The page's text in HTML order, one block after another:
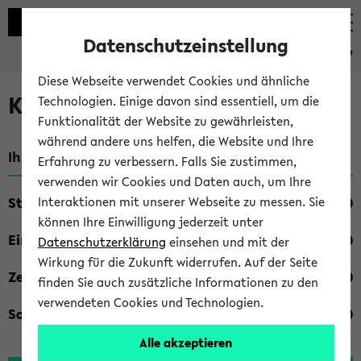
eKVV
Kombisuche im eKVV
Ihre Suchkriterien:
Studienfach
Einrichtung
Zeiten
Sonstiges
Datenschutzeinstellung
Diese Webseite verwendet Cookies und ähnliche
Technologien. Einige davon sind essentiell, um die
Funktionalität der Website zu gewährleisten,
während andere uns helfen, die Website und Ihre
Erfahrung zu verbessern. Falls Sie zustimmen,
verwenden wir Cookies und Daten auch, um Ihre
Interaktionen mit unserer Webseite zu messen. Sie
können Ihre Einwilligung jederzeit unter
Datenschutzerklärung einsehen und mit der
Wirkung für die Zukunft widerrufen. Auf der Seite
finden Sie auch zusätzliche Informationen zu den
verwendeten Cookies und Technologien.
Alle akzeptieren